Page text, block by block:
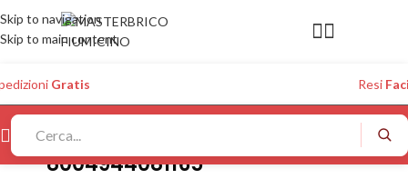
Skip to navigation
Skip to main content
Gratis Resi
8004944081165